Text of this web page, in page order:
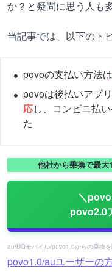
か？と疑問に思う人も
当記事では、以下のト
povoの支払い方法は
povoは後払いアプ
応し、コンビニ払
た
他社から乗換で最大
＼
povo2.0
au/UQモバイル/povo1.0からの乗換
povo1.0/auユーザーの